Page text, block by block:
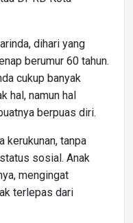
dihari yang
berumur 60 tahun.
cukup banyak
hal, namun hal
berpuas diri.
kerukunan, tanpa
sosial. Anak
mengingat
terlepas dari